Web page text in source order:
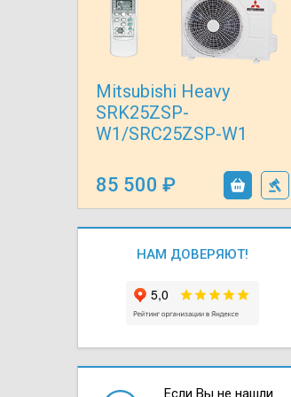
Mitsubishi Heavy
SRK25ZSP-
W1/SRC25ZSP-W1
85 500
НАМ ДОВЕРЯЮТ!
Если Вы не нашли